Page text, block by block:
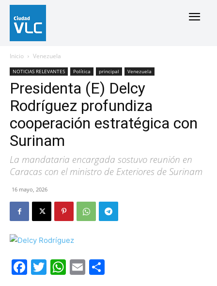
Inicio Venezuela
NOTICIAS RELEVANTES Política principal Venezuela
Presidenta (E) Delcy
Rodríguez profundiza
cooperación estratégica con
Surinam
La mandataria encargada sostuvo reunión en
Caracas con el ministro de Exteriores de Surinam
16 mayo, 2026
Facebook
Twitter
WhatsApp
Email